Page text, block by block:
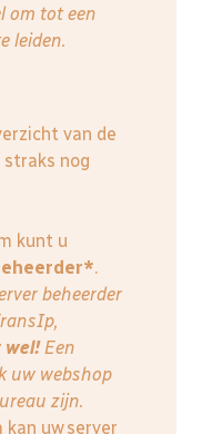
om tot een
leiden.
van de
straks nog
kunt u
.
beheerder
wel!Een
uw webshop
zijn.
uw server